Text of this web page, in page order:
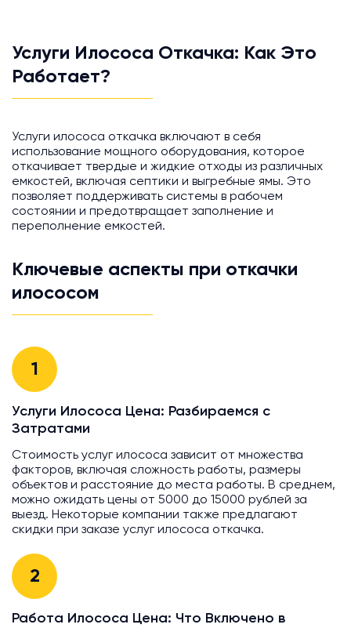
Услуги Илососа Откачка: Как Это
Работает?
Услуги илососа откачка включают в себя
использование мощного оборудования, которое
откачивает твердые и жидкие отходы из различных
емкостей, включая септики и выгребные ямы. Это
позволяет поддерживать системы в рабочем
состоянии и предотвращает заполнение и
переполнение емкостей.
Ключевые аспекты при откачки
илососом
1
Услуги Илососа Цена: Разбираемся с
Затратами
Стоимость услуг илососа зависит от множества
факторов, включая сложность работы, размеры
объектов и расстояние до места работы. В среднем,
можно ожидать цены от 5000 до 15000 рублей за
выезд. Некоторые компании также предлагают
скидки при заказе услуг илососа откачка.
2
Работа Илососа Цена: Что Включено в